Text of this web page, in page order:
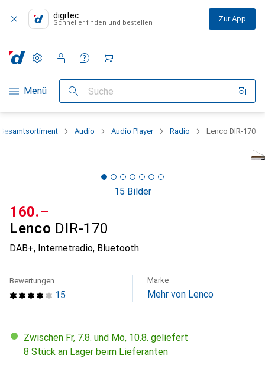
digitec
Schneller finden und bestellen Zur App
Navigation nach Kategorien
Menü Suche
Einstellungen
Kundenkonto
Vergleichslisten
Merklisten
Warenkorb
Audio Audio Player Radio Lenco DIR-170
15 Bilder
Lenco DIR-170
DAB+, Internetradio, Bluetooth
CHF
160.–
15
Bewertungen Marke
Mehr von Lenco
Zwischen Fr, 7.8. und Mo, 10.8. geliefert
8 Stück an Lager beim Lieferanten